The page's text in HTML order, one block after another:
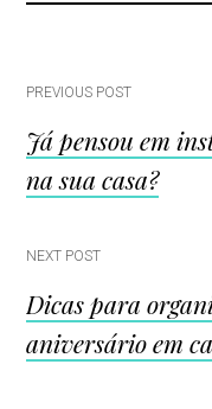
Post
PREVIOUS POST
Já pensou em
na sua casa?
NEXT POST
Dicas para
aniversário em